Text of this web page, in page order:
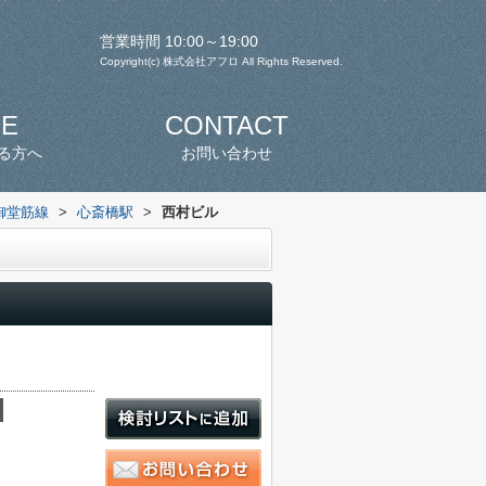
営業時間 10:00～19:00
Copyright(c) 株式会社アフロ All Rights Reserved.
方へ
CONTACT
お問い合わせ
堂筋線 > 心斎橋駅 > 西村ビル